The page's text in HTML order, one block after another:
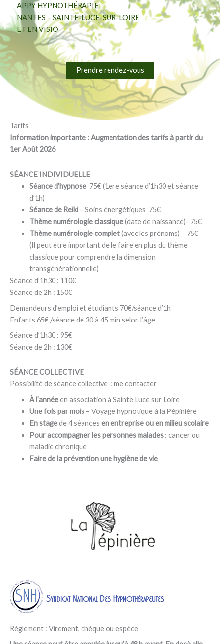
APPY HYPNOTHÉRAPIE
NANTES – SAINTE-LUCE-SUR-LOIRE
ET EN VISIO
Prendre rendez-vous
Tarifs
Information importante : Augmentation des tarifs à partir du
1er Août 2026
SÉANCE INDIVIDUELLE
Séance d’hypnose 75€ (1ere séance d’1h30 et séance
d’1h)
Séance de Reiki– Soins énergétiques 75€
Thème numérologie classique(date de naissance)- 75€
Thème numérologie complet(avec les prénoms) – 75€
(Il peut être important de le faire en plus du thème
classique pour comprendre la dimension
transgénérationnelle)
Séance d’1h30 : 110€
Séance de 2h : 150€
Demandeurs d’emploi et étudiants 70€/séance d’1h
Enfants 65€ /séance de 30 à 45 min selon l’âge
Séance d’1h30 : 95€
Séance de 2h : 130€
SÉANCE COLLECTIVE
Possibilité de séance collective : me contacter
À l’annéeen association à Sainte Luce sur Loire
Une fois par mois – Voyage hypnotique à la Pépinière
En stagede 4 séances en entreprise ou en milieu scolaire
Pour accompagner les personnes malades : cancer ou
maladie chronique
Faire de la prévention une hygiène de vie
Règlement : Virement, chèque ou espèce